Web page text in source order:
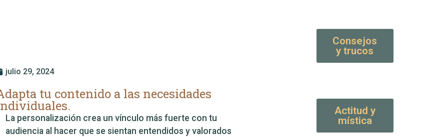
julio 29, 2024
tu contenido a las necesidades
La personalización crea un vínculo más fuerte con tu
audiencia al hacer que se sientan entendidos y valorados
Consejos
y trucos
Actitud y
mística